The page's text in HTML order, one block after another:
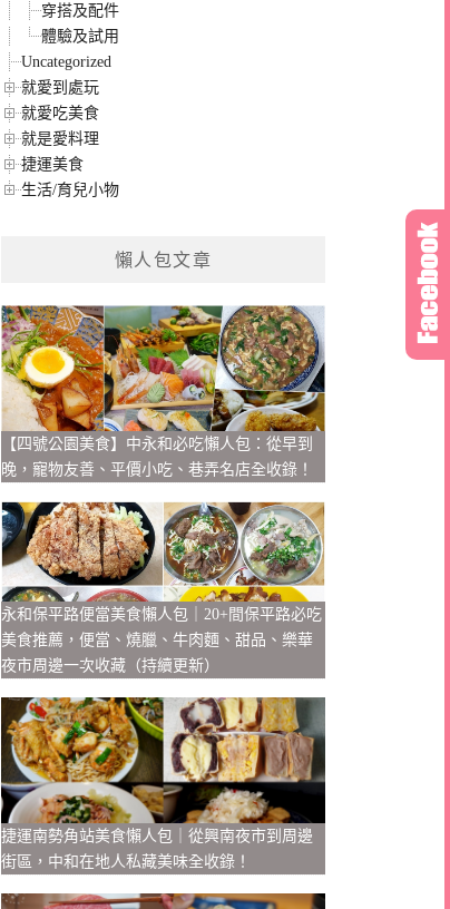
穿搭及配件
體驗及試用
Uncategorized
就愛到處玩
就愛吃美食
就是愛料理
捷運美食
生活/育兒小物
懶人包文章
【四號公園美食】中永和必吃懶人包：從早到
晚，寵物友善、平價小吃、巷弄名店全收錄！
永和保平路便當美食懶人包｜20+間保平路必吃
美食推薦，便當、燒臘、牛肉麵、甜品、樂華
夜市周邊一次收藏（持續更新）
捷運南勢角站美食懶人包｜從興南夜市到周邊
街區，中和在地人私藏美味全收錄！